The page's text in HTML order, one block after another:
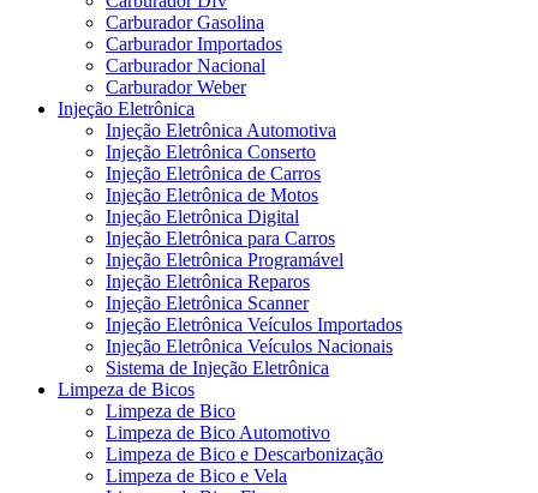
Carburador Gasolina
Carburador Importados
Carburador Nacional
Carburador Weber
Injeção Eletrônica
Injeção Eletrônica Automotiva
Injeção Eletrônica Conserto
Injeção Eletrônica de Carros
Injeção Eletrônica de Motos
Injeção Eletrônica Digital
Injeção Eletrônica para Carros
Injeção Eletrônica Programável
Injeção Eletrônica Reparos
Injeção Eletrônica Scanner
Injeção Eletrônica Veículos Importados
Injeção Eletrônica Veículos Nacionais
Sistema de Injeção Eletrônica
Limpeza de Bicos
Limpeza de Bico
Limpeza de Bico Automotivo
Limpeza de Bico e Descarbonização
Limpeza de Bico e Vela